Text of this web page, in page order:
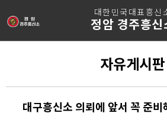
대한민국대표흥신
정암 경주흥신
자유게시판
대구흥신소 의뢰에 앞서 꼭 준